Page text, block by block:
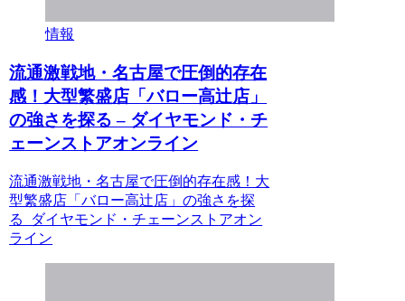
情報
流通激戦地・名古屋で圧倒的存在
感！大型繁盛店「バロー高辻店」
の強さを探る – ダイヤモンド・チ
ェーンストアオンライン
流通激戦地・名古屋で圧倒的存在感！大
型繁盛店「バロー高辻店」の強さを探
る ダイヤモンド・チェーンストアオン
ライン